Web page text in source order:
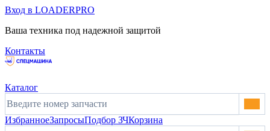
Вход в LOADERPRO
Ваша техника под надежной защитой
Контакты
Каталог
ИзбранноеЗапросыПодбор ЗЧКорзина